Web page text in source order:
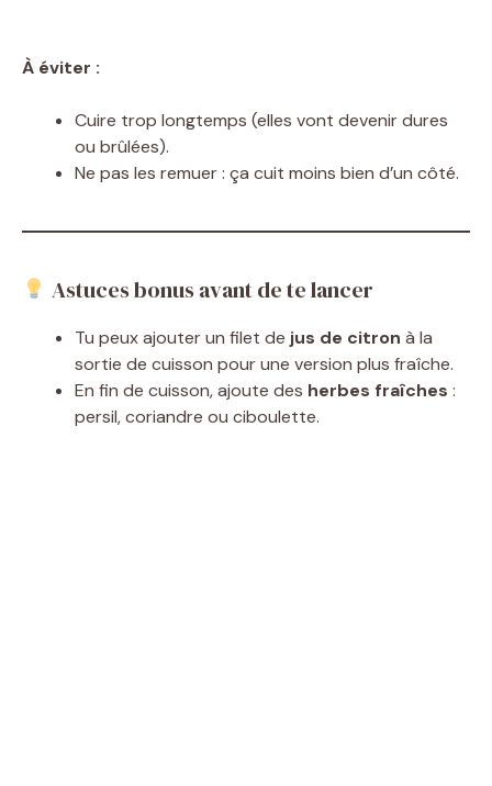
À éviter :
Cuire trop longtemps (elles vont devenir dures
ou brûlées).
Ne pas les remuer : ça cuit moins bien d’un côté.
Astuces bonus avant de te lancer
Tu peux ajouter un filet de jus de citron à la
sortie de cuisson pour une version plus fraîche.
En fin de cuisson, ajoute des herbes fraîches :
persil, coriandre ou ciboulette.